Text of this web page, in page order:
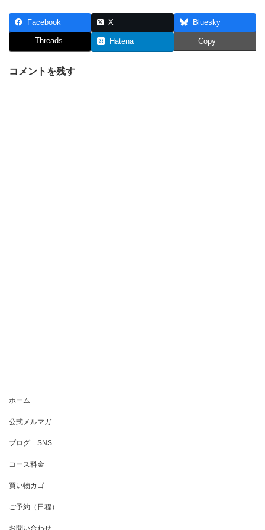
Facebook X Bluesky
Threads Hatena Copy
コメントを残す
ホーム
公式メルマガ
ブログ SNS
コース料金
買い物カゴ
ご予約（日程）
お問い合わせ